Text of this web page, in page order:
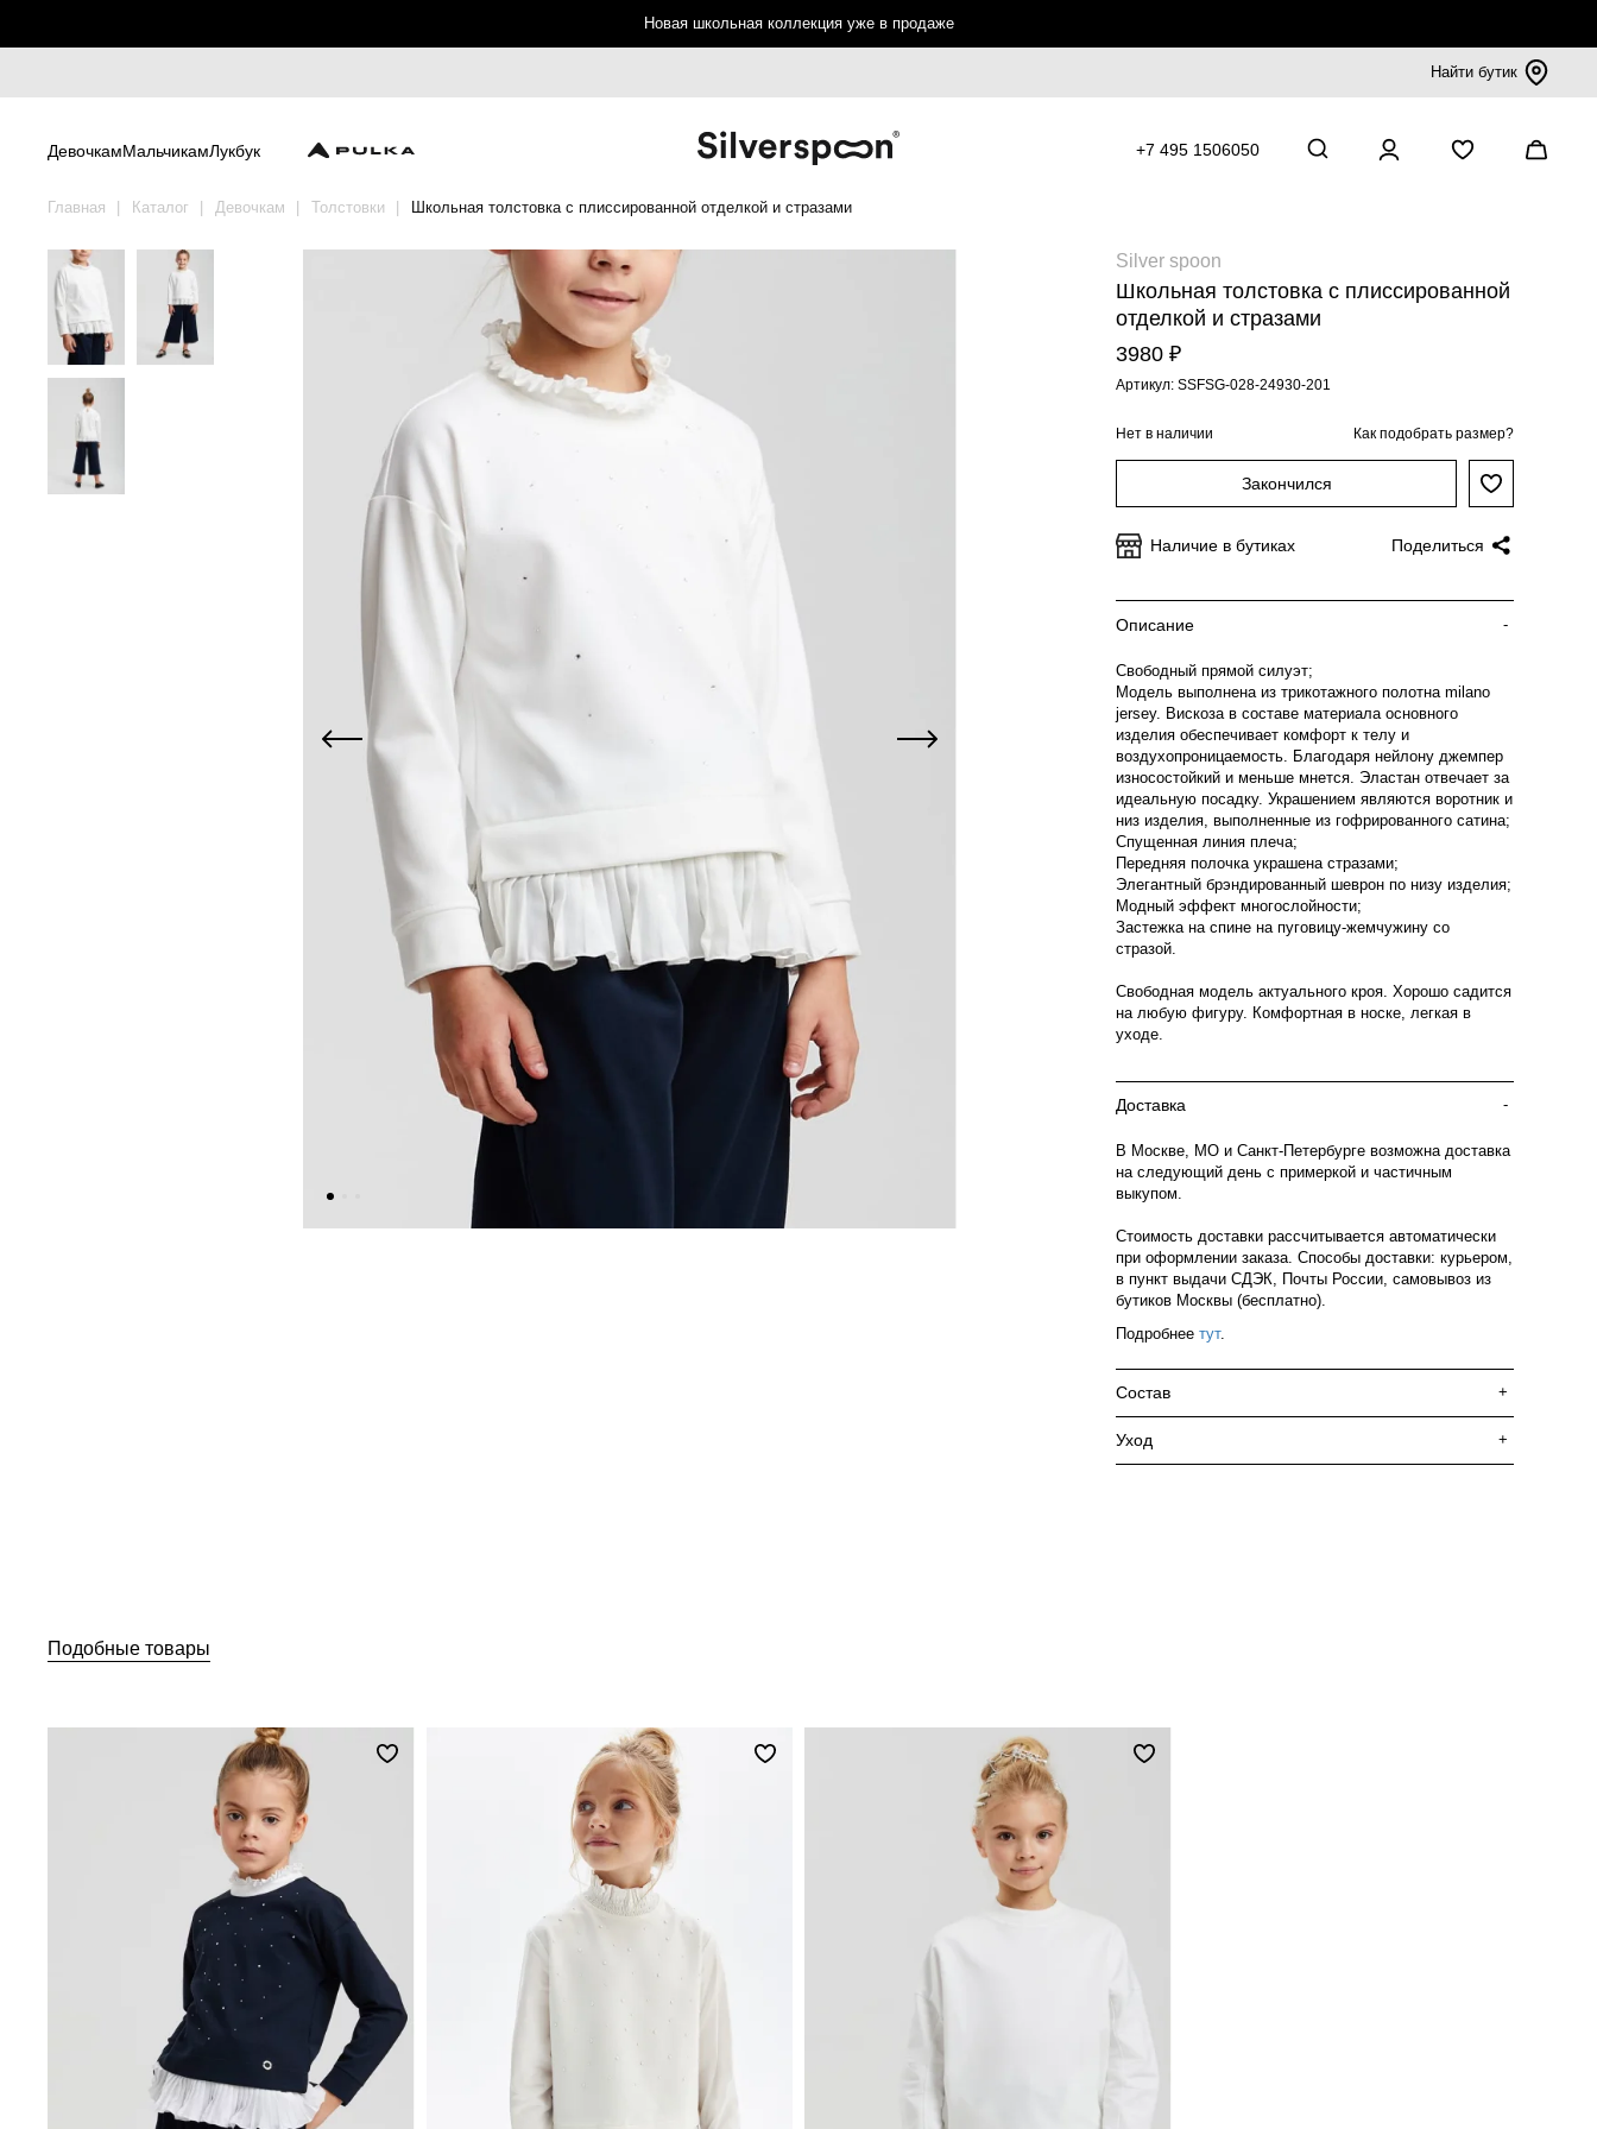
Новая школьная коллекция уже в продаже
Найти бутик
ДевочкамМальчикамЛукбук +7 495 1506050
Главная Каталог Девочкам Толстовки Школьная толстовка с плиссированной отделкой и стразами
Silver spoon
Школьная толстовка с плиссированной
отделкой и стразами
3980 ₽
Артикул: SSFSG-028-24930-201
Нет в наличии Как подобрать размер?
Закончился
Наличие в бутиках Поделиться
Описание -
Свободный прямой силуэт;
Модель выполнена из трикотажного полотна milano
jersey. Вискоза в составе материала основного
изделия обеспечивает комфорт к телу и
воздухопроницаемость. Благодаря нейлону джемпер
износостойкий и меньше мнется. Эластан отвечает за
идеальную посадку. Украшением являются воротник и
низ изделия, выполненные из гофрированного сатина;
Спущенная линия плеча;
Передняя полочка украшена стразами;
Элегантный брэндированный шеврон по низу изделия;
Модный эффект многослойности;
Застежка на спине на пуговицу-жемчужину со
стразой.
Свободная модель актуального кроя. Хорошо садится
на любую фигуру. Комфортная в носке, легкая в
уходе.
Доставка -
В Москве, МО и Санкт-Петербурге возможна доставка
на следующий день с примеркой и частичным
выкупом.
Стоимость доставки рассчитывается автоматически
при оформлении заказа. Способы доставки: курьером,
в пункт выдачи СДЭК, Почты России, самовывоз из
бутиков Москвы (бесплатно).
Подробнее тут.
Состав +
Уход +
Подобные товары